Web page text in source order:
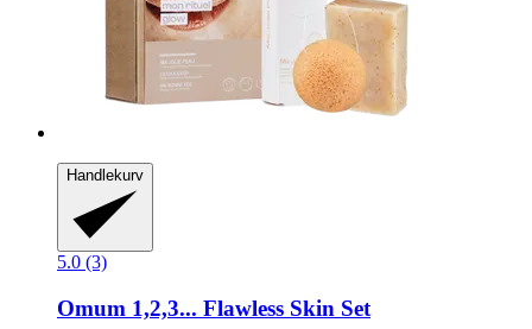
Handlekurv
5.0 (3)
Omum 1,2,3... Flawless Skin Set